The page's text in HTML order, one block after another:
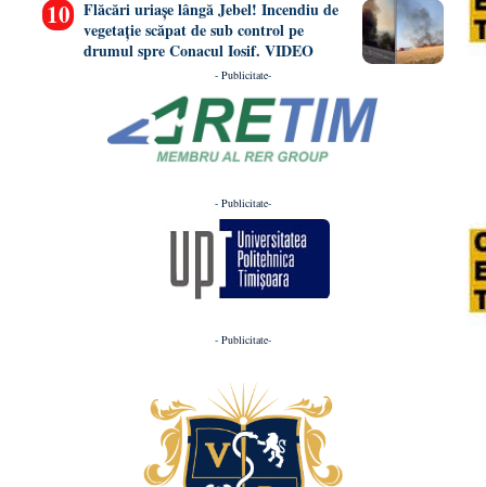
Flăcări uriașe lângă Jebel! Incendiu de
vegetație scăpat de sub control pe
drumul spre Conacul Iosif. VIDEO
- Publicitate-
- Publicitate-
- Publicitate-